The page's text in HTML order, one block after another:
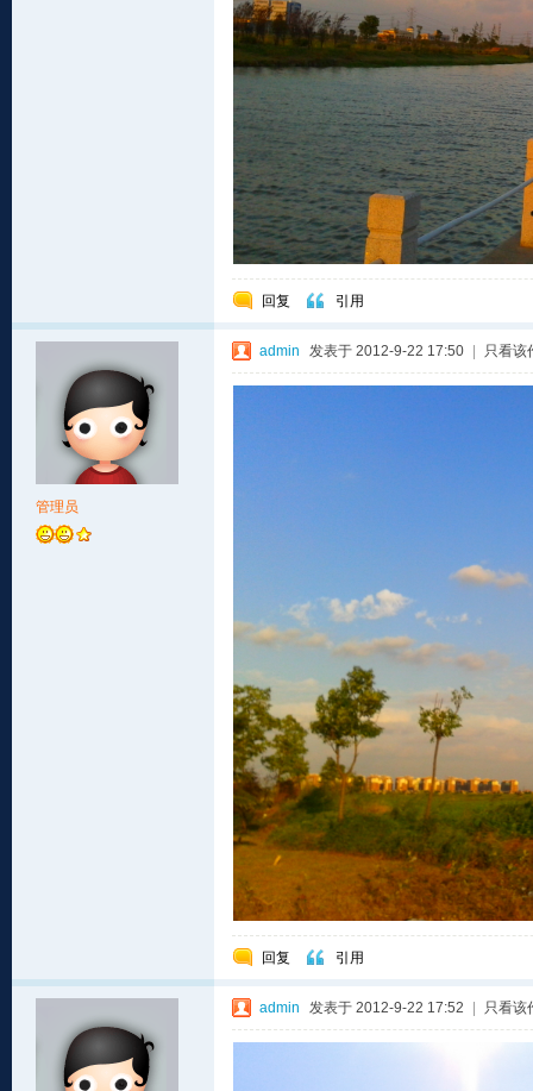
回复 引用
管理员
admin 发表于 2012-9-22 17:50 只看该
回复 引用
admin 发表于 2012-9-22 17:52 只看该